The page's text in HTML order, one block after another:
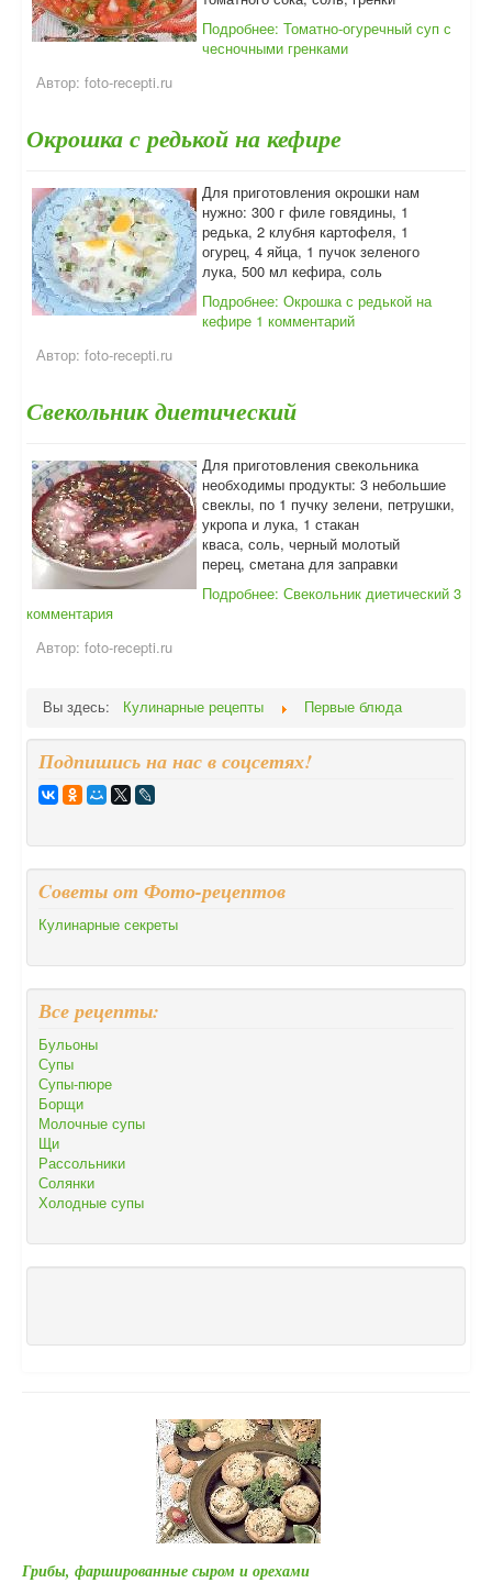
Подробнее: Томатно-огуречный суп с
чесночными гренками
Автор: foto-recepti.ru
Окрошка с редькой на кефире
Для приготовления окрошки нам
нужно: 300 г филе говядины, 1
редька, 2 клубня картофеля, 1
огурец, 4 яйца, 1 пучок зеленого
лука, 500 мл кефира, соль
Подробнее: Окрошка с редькой на
кефире 1 комментарий
Автор: foto-recepti.ru
Свекольник диетический
Для приготовления свекольника
необходимы продукты: 3 небольшие
свеклы, по 1 пучку зелени, петрушки,
укропа и лука, 1 стакан
кваса, соль, черный молотый
перец, сметана для заправки
Подробнее: Свекольник диетический 3
комментария
Автор: foto-recepti.ru
Вы здесь: Кулинарные рецепты Первые блюда
Подпишись на нас в соцсетях!
Cоветы от Фото-рецептов
Кулинарные секреты
Все рецепты:
Бульоны
Супы
Супы-пюре
Борщи
Молочные супы
Щи
Рассольники
Солянки
Холодные супы
Грибы, фаршированные сыром и орехами